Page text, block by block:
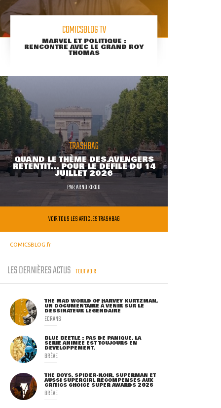
COMICSBLOG TV
MARVEL ET POLITIQUE :
RENCONTRE AVEC LE GRAND ROY
THOMAS
TRASHBAG
QUAND LE THÈME DES AVENGERS
RETENTIT... POUR LE DÉFILÉ DU 14
JUILLET 2026
PARARNO KIKOO
VOIR TOUS LES ARTICLES TRASHBAG
COMICSBLOG.fr
LES DERNIÈRES ACTUS TOUT VOIR
THE MAD WORLD OF HARVEY KURTZMAN,
UN DOCUMENTAIRE À VENIR SUR LE
DESSINATEUR LÉGENDAIRE
ECRANS
BLUE BEETLE : PAS DE PANIQUE, LA
SÉRIE ANIMÉE EST TOUJOURS EN
DÉVELOPPEMENT.
BRÈVE
THE BOYS, SPIDER-NOIR, SUPERMAN ET
AUSSI SUPERGIRL RÉCOMPENSÉS AUX
CRITICS CHOICE SUPER AWARDS 2026
BRÈVE